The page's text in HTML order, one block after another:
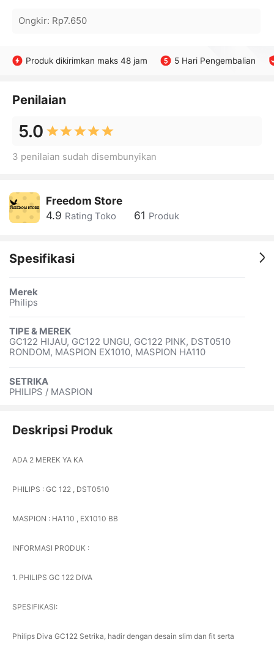
Ongkir: Rp7.650
Produk dikirimkan maks 48 jam 5 Hari Pengembalian
Penilaian
5.0
3 penilaian sudah disembunyikan
Freedom Store
4.9 Rating Toko 61 Produk
Spesifikasi
Merek
Philips
TIPE & MEREK
GC122 HIJAU, GC122 UNGU, GC122 PINK, DST0510
RONDOM, MASPION EX1010, MASPION HA110
SETRIKA
PHILIPS / MASPION
Deskripsi Produk
ADA 2 MEREK YA KA
PHILIPS : GC 122 , DST0510
MASPION : HA110 , EX1010 BB
INFORMASI PRODUK :
1. PHILIPS GC 122 DIVA
SPESIFIKASI:
Philips Diva GC122 Setrika, hadir dengan desain slim dan fit serta